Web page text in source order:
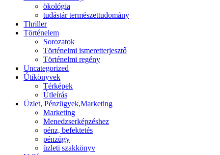
ökológia
tudástár természettudomány
Thriller
Történelem
Sorozatok
Történelmi ismeretterjesztő
Történelmi regény
Uncategorized
Útikönyvek
Térképek
Útleírás
Üzlet, Pénzügyek,Marketing
Marketing
Menedzserképzéshez
pénz, befektetés
pénzügy
üzleti szakkönyv